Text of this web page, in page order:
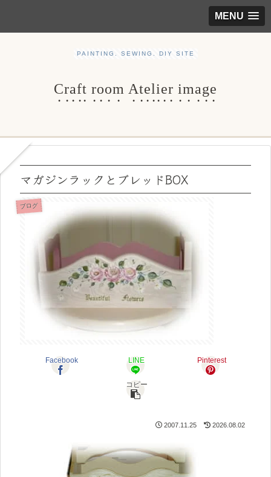
MENU
PAINTING. SEWING. DIY SITE
Craft room Atelier image
マガジンラックとブレッドBOX
ブログ
Facebook LINE Pinterest
コピー
2007.11.25 2026.08.02